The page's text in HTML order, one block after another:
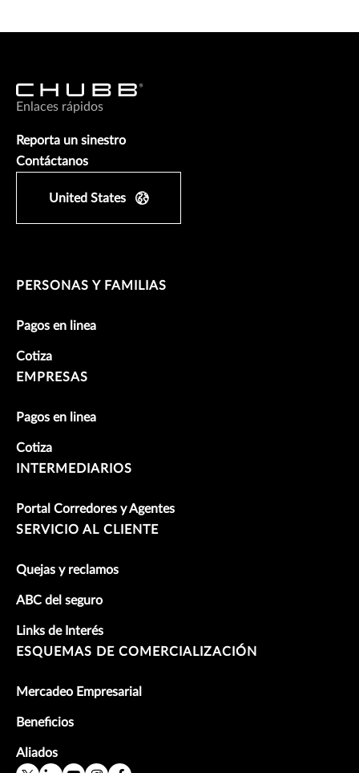
Enlaces rápidos
Reporta un sinestro
Contáctanos
United States
PERSONAS Y FAMILIAS
Pagos en linea
Cotiza
EMPRESAS
Pagos en linea
Cotiza
INTERMEDIARIOS
Portal Corredores y Agentes
SERVICIO AL CLIENTE
Quejas y reclamos
ABC del seguro
Links de Interés
ESQUEMAS DE COMERCIALIZACIÓN
Mercadeo Empresarial
Beneficios
Aliados